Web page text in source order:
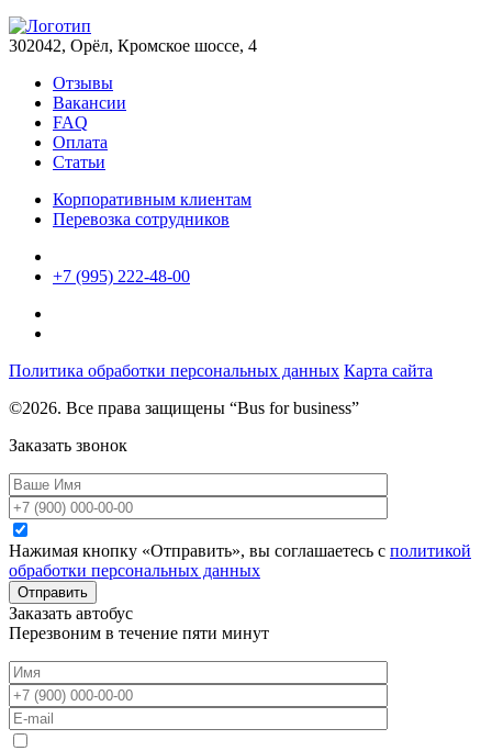
302042, Орёл, Кромское шоссе, 4
Отзывы
Вакансии
FAQ
Оплата
Статьи
Корпоративным клиентам
Перевозка сотрудников
+7 (995) 222-48-00
Политика обработки персональных данных Карта сайта
©2026. Все права защищены “Bus for business”
Заказать звонок
Нажимая кнопку «Отправить», вы соглашаетесь с политикой
обработки персональных данных
Отправить
Заказать автобус
Перезвоним в течение пяти минут